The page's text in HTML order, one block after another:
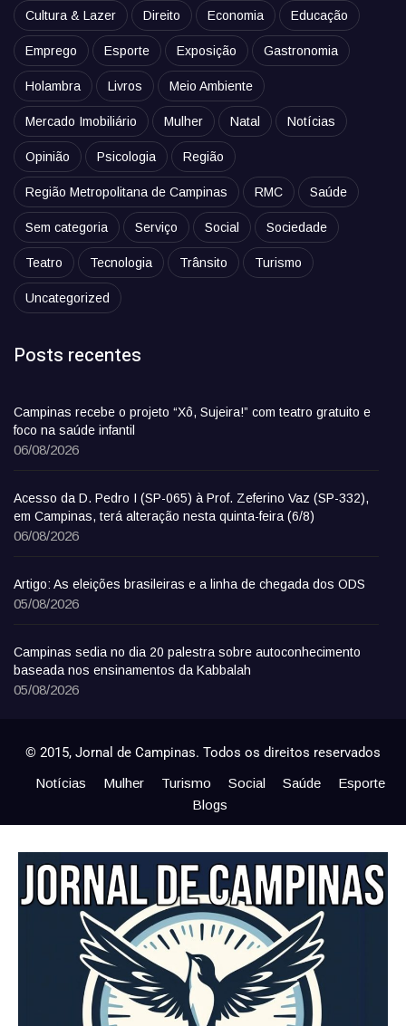
Cultura & Lazer Direito Economia Educação
Emprego Esporte Exposição Gastronomia
Holambra Livros Meio Ambiente
Mercado Imobiliário Mulher Natal Notícias
Opinião Psicologia Região
Região Metropolitana de Campinas RMC Saúde
Sem categoria Serviço Social Sociedade
Teatro Tecnologia Trânsito Turismo
Uncategorized
Posts recentes
Campinas recebe o projeto “Xô, Sujeira!” com teatro gratuito e
foco na saúde infantil
06/08/2026
Acesso da D. Pedro I (SP-065) à Prof. Zeferino Vaz (SP-332),
em Campinas, terá alteração nesta quinta-feira (6/8)
06/08/2026
Artigo: As eleições brasileiras e a linha de chegada dos ODS
05/08/2026
Campinas sedia no dia 20 palestra sobre autoconhecimento
baseada nos ensinamentos da Kabbalah
05/08/2026
© 2015, Jornal de Campinas. Todos os direitos reservados
Notícias Mulher Turismo Social Saúde
Esporte
Blogs